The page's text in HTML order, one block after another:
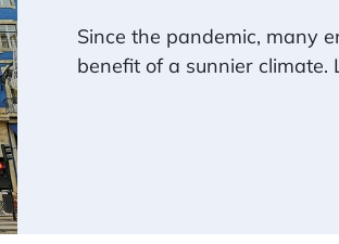
Since the pandemic, many
benefit of a sunnier climate.